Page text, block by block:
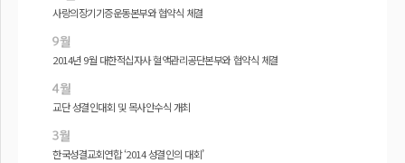
사랑의장기기증운동본부와 협약식 체결
2014년 9월 대한적십자사 혈액관리공단본부와 협약식 체결
교단 성결인대회 및 목사안수식 개최
한국성결교회연합 ‘2014 성결인의 대회’